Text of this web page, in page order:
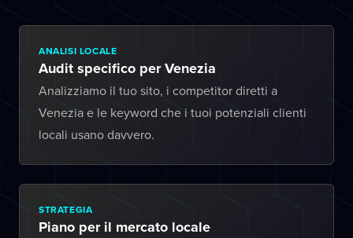
ANALISI LOCALE
Audit specifico per Venezia
Analizziamo il tuo sito, i competitor diretti a
Venezia e le keyword che i tuoi potenziali clienti
locali usano davvero.
STRATEGIA
Piano per il mercato locale